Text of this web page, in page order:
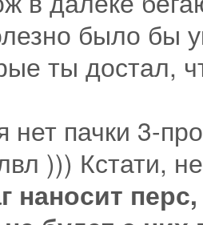
было бы
ты достал,
нет пачки 3-
))) Кстати,
наносит